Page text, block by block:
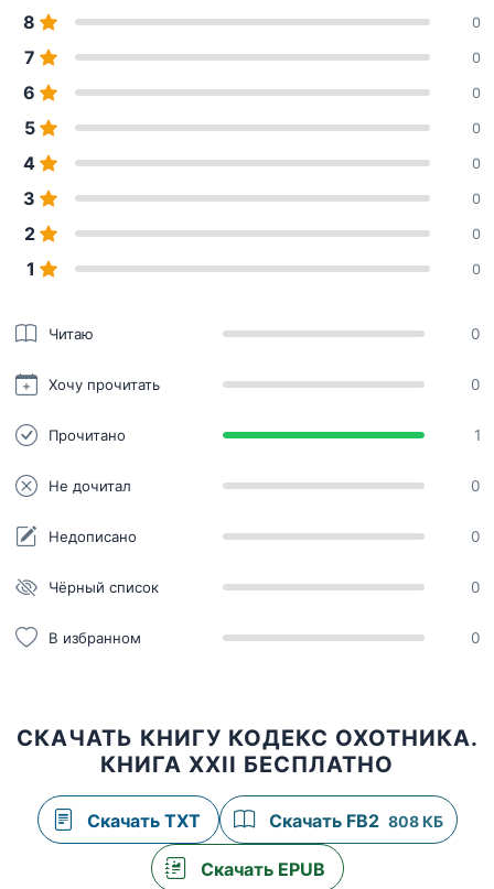
8 0
7 0
6 0
5 0
4 0
3 0
2 0
1 0
Читаю 0
Хочу прочитать 0
Прочитано 1
Не дочитал 0
Недописано 0
Чёрный список 0
В избранном 0
СКАЧАТЬ КНИГУ КОДЕКС ОХОТНИКА.
КНИГА XXII БЕСПЛАТНО
Скачать TXT Скачать FB2 808 КБ
Скачать EPUB